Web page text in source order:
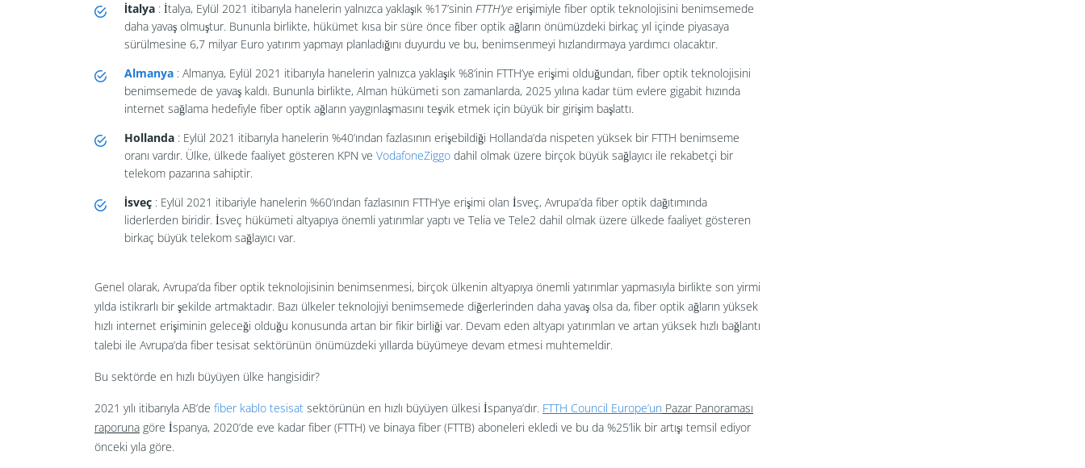
İtalya : İtalya, Eylül 2021 itibarıyla hanelerin yalnızca yaklaşık %17’sinin FTTH’ye erişimiyle fiber optik teknolojisini benimsemede
daha yavaş olmuştur. Bununla birlikte, hükümet kısa bir süre önce fiber optik ağların önümüzdeki birkaç yıl içinde piyasaya
sürülmesine 6,7 milyar Euro yatırım yapmayı planladığını duyurdu ve bu, benimsenmeyi hızlandırmaya yardımcı olacaktır.
Almanya : Almanya, Eylül 2021 itibarıyla hanelerin yalnızca yaklaşık %8’inin FTTH’ye erişimi olduğundan, fiber optik teknolojisini
benimsemede de yavaş kaldı. Bununla birlikte, Alman hükümeti son zamanlarda, 2025 yılına kadar tüm evlere gigabit hızında
internet sağlama hedefiyle fiber optik ağların yaygınlaşmasını teşvik etmek için büyük bir girişim başlattı.
Hollanda : Eylül 2021 itibarıyla hanelerin %40’ından fazlasının erişebildiği Hollanda’da nispeten yüksek bir FTTH benimseme
oranı vardır. Ülke, ülkede faaliyet gösteren KPN ve VodafoneZiggo dahil olmak üzere birçok büyük sağlayıcı ile rekabetçi bir
telekom pazarına sahiptir.
İsveç : Eylül 2021 itibariyle hanelerin %60’ından fazlasının FTTH’ye erişimi olan İsveç, Avrupa’da fiber optik dağıtımında
liderlerden biridir. İsveç hükümeti altyapıya önemli yatırımlar yaptı ve Telia ve Tele2 dahil olmak üzere ülkede faaliyet gösteren
birkaç büyük telekom sağlayıcı var.
Genel olarak, Avrupa’da fiber optik teknolojisinin benimsenmesi, birçok ülkenin altyapıya önemli yatırımlar yapmasıyla birlikte son yirmi
yılda istikrarlı bir şekilde artmaktadır. Bazı ülkeler teknolojiyi benimsemede diğerlerinden daha yavaş olsa da, fiber optik ağların yüksek
hızlı internet erişiminin geleceği olduğu konusunda artan bir fikir birliği var. Devam eden altyapı yatırımları ve artan yüksek hızlı bağlantı
talebi ile Avrupa’da fiber tesisat sektörünün önümüzdeki yıllarda büyümeye devam etmesi muhtemeldir.
Bu sektörde en hızlı büyüyen ülke hangisidir?
2021 yılı itibarıyla AB’de fiber kablo tesisat sektörünün en hızlı büyüyen ülkesi İspanya’dır. FTTH Council Europe’un Pazar Panoraması
raporuna göre İspanya, 2020’de eve kadar fiber (FTTH) ve binaya fiber (FTTB) aboneleri ekledi ve bu da %25’lik bir artışı temsil ediyor
önceki yıla göre.